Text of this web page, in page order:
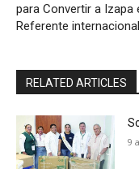
para Convertir a Izapa
Referente internacional
RELATED ARTICLES
9